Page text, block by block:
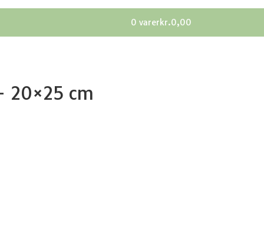
0 varerkr.0,00
20×25 cm